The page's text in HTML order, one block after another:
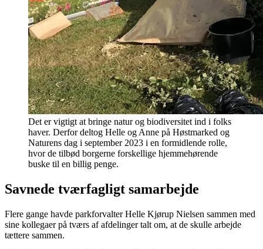
Det er vigtigt at bringe natur og biodiversitet ind i folks
haver. Derfor deltog Helle og Anne på Høstmarked og
Naturens dag i september 2023 i en formidlende rolle,
hvor de tilbød borgerne forskellige hjemmehørende
buske til en billig penge.
Savnede tværfagligt samarbejde
Flere gange havde parkforvalter Helle Kjørup Nielsen sammen med
sine kollegaer på tværs af afdelinger talt om, at de skulle arbejde
tættere sammen.